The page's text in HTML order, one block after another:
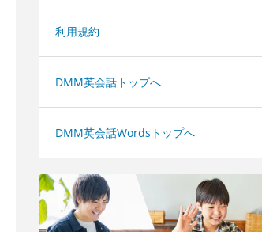
利用規約
DMM英会話トップへ
DMM英会話Wordsトップへ